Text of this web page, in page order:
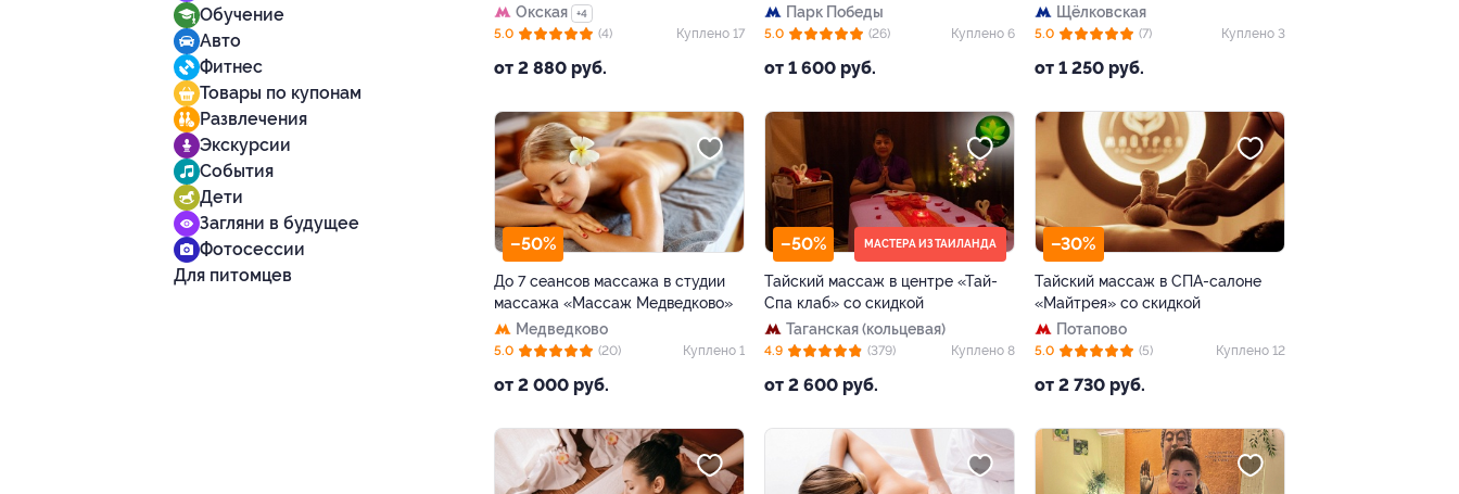
Обучение
Авто
Фитнес
Товары по купонам
Развлечения
Экскурсии
События
Дети
Загляни в будущее
Фотосессии
Для питомцев
Окская
+4
от 2 880 руб.
5.0 (4) Куплено 17
Парк Победы
от 1 600 руб.
5.0 (26) Куплено 6
Щёлковская
от 1 250 руб.
5.0 (7) Куплено 3
–50%
До 7 сеансов массажа в студии
массажа «Массаж Медведково»
Медведково
от 2 000 руб.
5.0 (20) Куплено 1
–50% МАСТЕРА ИЗ ТАИЛАНДА
Тайский массаж в центре «Тай-
Спа клаб» со скидкой
Таганская (кольцевая)
от 2 600 руб.
4.9 (379) Куплено 8
–30%
Тайский массаж в СПА-салоне
«Майтрея» со скидкой
Потапово
от 2 730 руб.
5.0 (5) Куплено 12